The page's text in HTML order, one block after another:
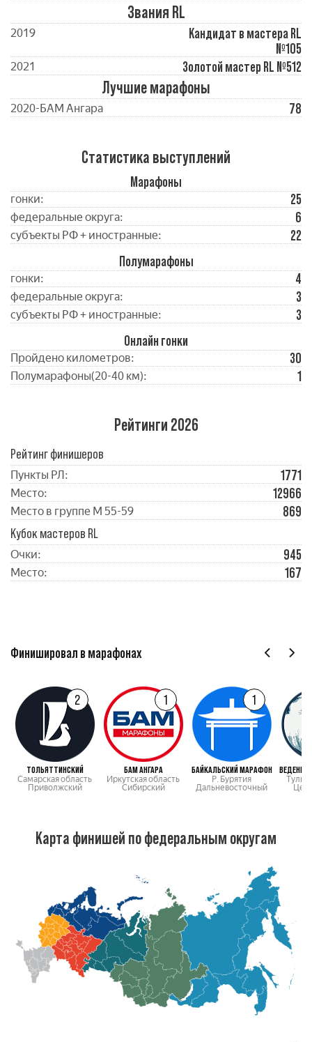
Звания RL
2019
Кандидат в мастера RL
№105
2021 Золотой мастер RL №512
Лучшие марафоны
2020-БАМ Ангара 78
Статистика выступлений
Марафоны
гонки: 25
федеральные округа: 6
субъекты РФ + иностранные:
22
Полумарафоны
гонки: 4
федеральные округа: 3
субъекты РФ + иностранные:
3
Онлайн гонки
Пройдено километров: 30
Полумарафоны(20-40 км): 1
Рейтинги 2026
Рейтинг финишеров
Пункты РЛ: 1771
Место: 12966
Место в группе М 55-59
869
Кубок мастеров RL
Очки: 945
Место: 167
Финишировал в марафонах
2
ТОЛЬЯТТИНСКИЙ
Самарская область
Приволжский
1
БАМ АНГАРА
Иркутская область
Сибирский
1
БАЙКАЛЬСКИЙ МАРАФОН
Р. Бурятия
Дальневосточный
Карта финишей по федеральным округам